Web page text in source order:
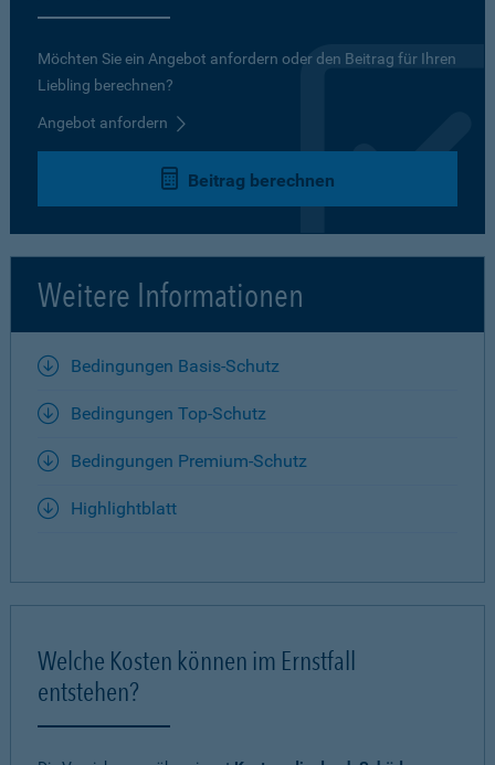
Möchten Sie ein Angebot anfordern oder den Beitrag für Ihren
Liebling berechnen?
Angebot anfordern
Beitrag berechnen
Weitere Informationen
Bedingungen Basis-Schutz
Bedingungen Top-Schutz
Bedingungen Premium-Schutz
Highlightblatt
Welche Kosten können im Ernstfall
entstehen?